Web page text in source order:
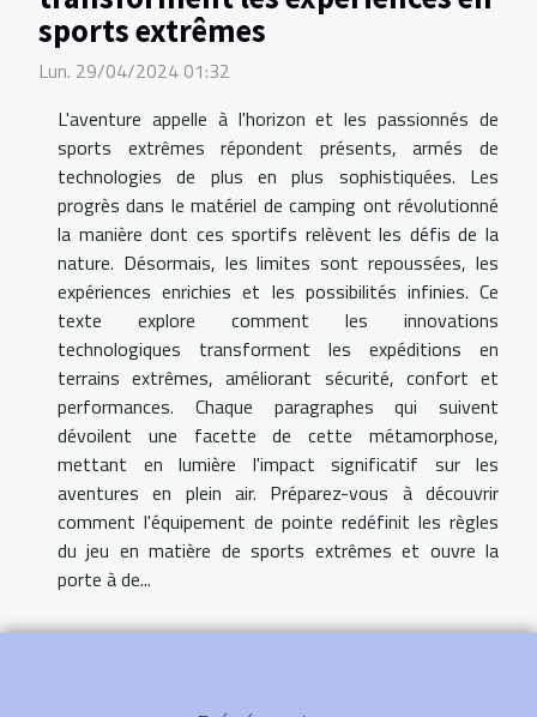
sports extrêmes
Lun. 29/04/2024 01:32
L'aventure appelle à l'horizon et les passionnés de
sports extrêmes répondent présents, armés de
technologies de plus en plus sophistiquées. Les
progrès dans le matériel de camping ont révolutionné
la manière dont ces sportifs relèvent les défis de la
nature. Désormais, les limites sont repoussées, les
expériences enrichies et les possibilités infinies. Ce
texte explore comment les innovations
technologiques transforment les expéditions en
terrains extrêmes, améliorant sécurité, confort et
performances. Chaque paragraphes qui suivent
dévoilent une facette de cette métamorphose,
mettant en lumière l'impact significatif sur les
aventures en plein air. Préparez-vous à découvrir
comment l'équipement de pointe redéfinit les règles
du jeu en matière de sports extrêmes et ouvre la
porte à de...